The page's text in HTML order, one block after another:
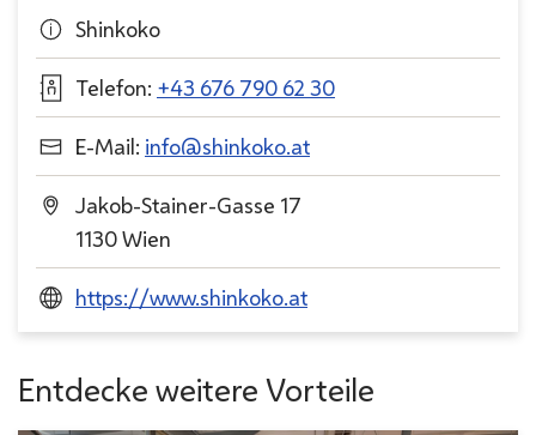
Shinkoko
Telefon: +43 676 790 62 30
E-Mail: info@shinkoko.at
Jakob-Stainer-Gasse 17
1130 Wien
https://www.shinkoko.at
Entdecke weitere Vorteile